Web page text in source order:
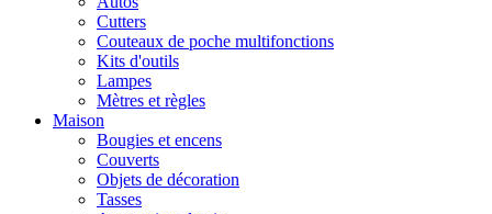
Cutters
Couteaux de poche multifonctions
Kits d'outils
Lampes
Mètres et règles
Maison
Bougies et encens
Couverts
Objets de décoration
Tasses